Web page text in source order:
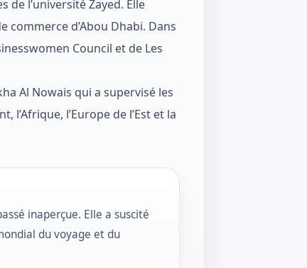
de l’université Zayed. Elle
d’Abou Dhabi. Dans
Council et de Les
Al Nowais qui a supervisé les
l’Europe de l’Est et la
inaperçue. Elle a suscité
du voyage et du